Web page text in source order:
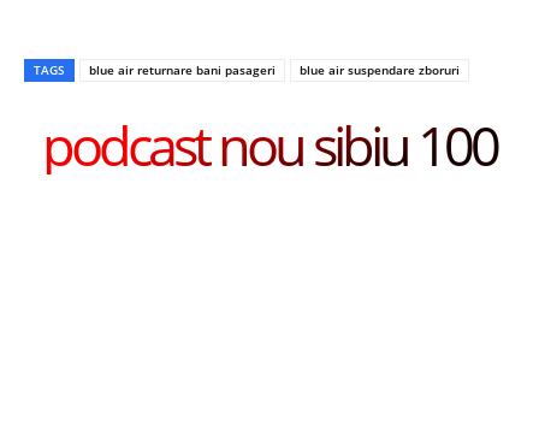
TAGS blue air returnare bani pasageri blue air suspendare zboruri
podcast nou sibiu 100